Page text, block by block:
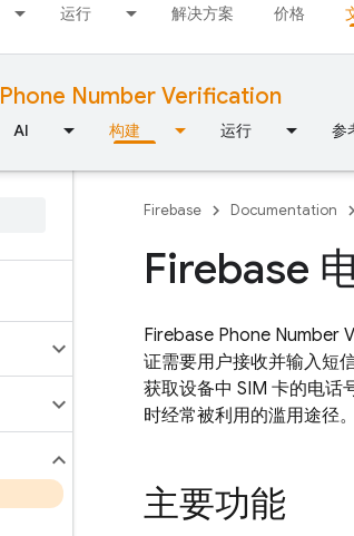
运行 解决方案 价格
Phone Number Verification
AI 构建 运行 参
Firebase Documentation
Firebase
Firebase Phone Number
证需要用户接收并输入短
获取设备中 SIM 卡的电话
时经常被利用的滥用途径。
主要功能